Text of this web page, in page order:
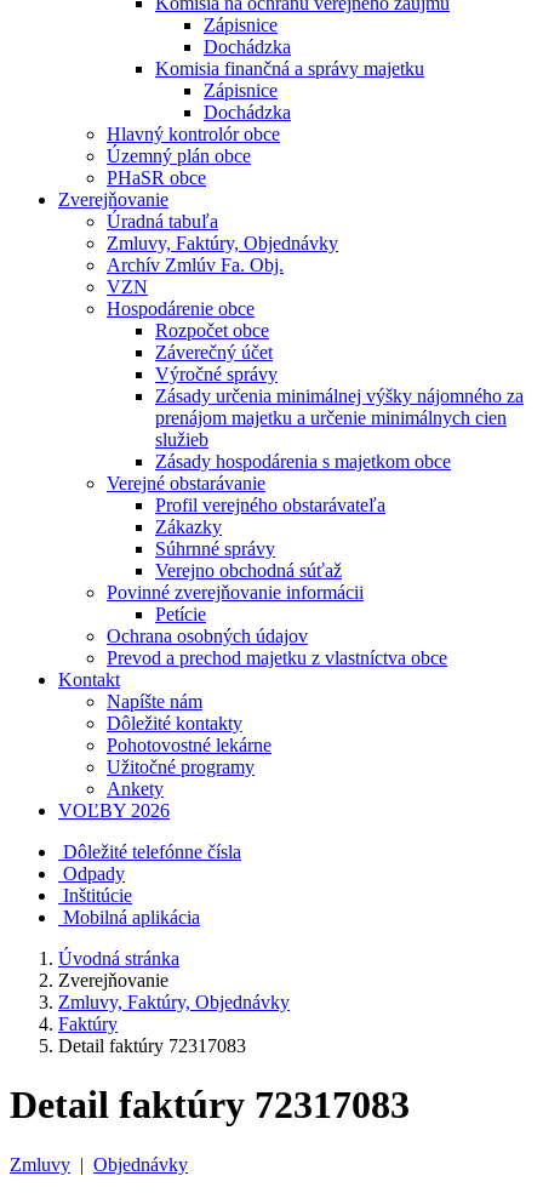
Zápisnice
Dochádzka
Komisia finančná a správy majetku
Zápisnice
Dochádzka
Hlavný kontrolór obce
Územný plán obce
PHaSR obce
Zverejňovanie
Úradná tabuľa
Zmluvy, Faktúry, Objednávky
Archív Zmlúv Fa. Obj.
VZN
Hospodárenie obce
Rozpočet obce
Záverečný účet
Výročné správy
Zásady určenia minimálnej výšky nájomného za
prenájom majetku a určenie minimálnych cien
služieb
Zásady hospodárenia s majetkom obce
Verejné obstarávanie
Profil verejného obstarávateľa
Zákazky
Súhrnné správy
Verejno obchodná súťaž
Povinné zverejňovanie informácii
Petície
Ochrana osobných údajov
Prevod a prechod majetku z vlastníctva obce
Kontakt
Napíšte nám
Dôležité kontakty
Pohotovostné lekárne
Užitočné programy
Ankety
VOĽBY 2026
Dôležité telefónne čísla
Odpady
Inštitúcie
Mobilná aplikácia
Úvodná stránka
Zverejňovanie
Zmluvy, Faktúry, Objednávky
Faktúry
Detail faktúry 72317083
Detail faktúry 72317083
Zmluvy | Objednávky